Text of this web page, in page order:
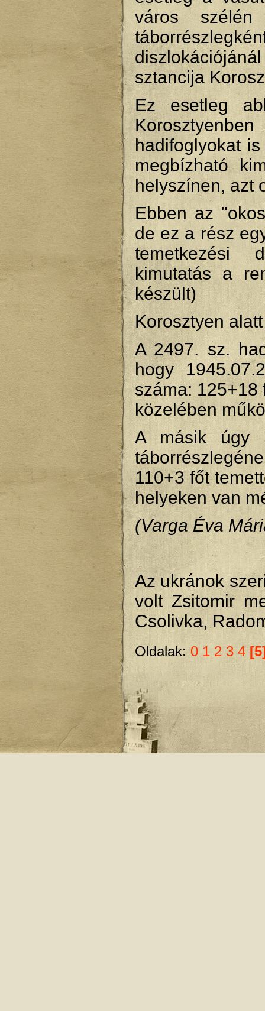
város
sztancija
Ez esetleg
hadifoglyokat
megbízható
helyszínen, azt
Ebben az
de ez a rész
temetkezési
kimutatás a
készült)
Korosztyen
A 2497. sz.
hogy
száma: 125+18
közelében
A másik úgy
110+3 főt
helyeken van
(Varga Éva
Az ukránok
volt Zsitomir
Csolivka,
Oldalak: 0 1 2 3 4